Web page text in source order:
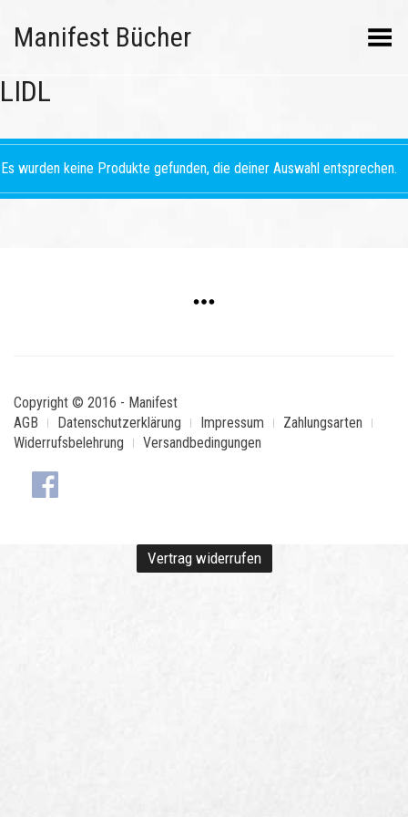
Manifest Bücher Menü umschalten
LIDL
Es wurden keine Produkte gefunden, die deiner Auswahl entsprechen.
Copyright © 2016 - Manifest
AGB
Datenschutzerklärung Impressum
Zahlungsarten
Widerrufsbelehrung
Versandbedingungen
Vertrag widerrufen